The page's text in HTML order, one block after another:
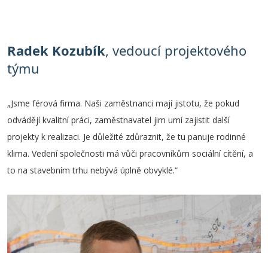
Radek Kozubík, vedoucí projektového
týmu
„Jsme férová firma. Naši zaměstnanci mají jistotu, že pokud
odvádějí kvalitní práci, zaměstnavatel jim umí zajistit další
projekty k realizaci. Je důležité zdůraznit, že tu panuje rodinné
klima. Vedení společnosti má vůči pracovníkům sociální cítění, a
to na stavebním trhu nebývá úplně obvyklé.“